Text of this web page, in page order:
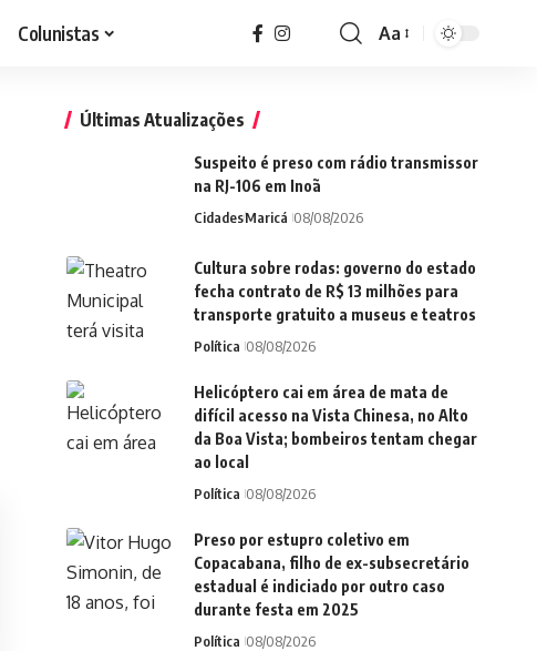
Colunistas
Font
Aa
Últimas Atualizações
Suspeito é preso com rádio transmissor
na RJ-106 em Inoã
CidadesMaricá 08/08/2026
Cultura sobre rodas: governo do estado
fecha contrato de R$ 13 milhões para
transporte gratuito a museus e teatros
Política 08/08/2026
Helicóptero cai em área de mata de
difícil acesso na Vista Chinesa, no Alto
da Boa Vista; bombeiros tentam chegar
ao local
Política 08/08/2026
Preso por estupro coletivo em
Copacabana, filho de ex-subsecretário
estadual é indiciado por outro caso
durante festa em 2025
Política 08/08/2026